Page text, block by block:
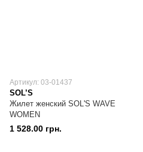
Артикул: 03-01437
SOL’S
Жилет женский SOL'S WAVE
WOMEN
1 528.00 грн.